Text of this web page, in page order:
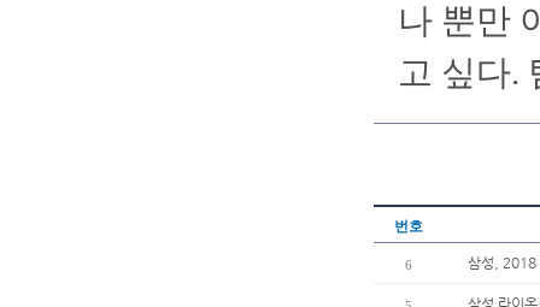
나 뿐만
고 싶다.
번호
6 삼성, 2018
삼성 라이